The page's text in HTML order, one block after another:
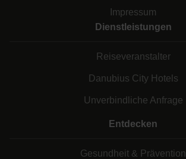
Impressum
Dienstleistungen
Reiseveranstalter
Danubius City Hotels
Unverbindliche Anfrage
Entdecken
Gesundheit & Prävention